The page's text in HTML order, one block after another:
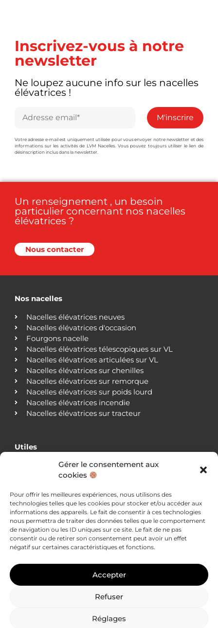
Gérer le consentement aux
cookies
Pour offrir les meilleures expériences, nous utilisons des
technologies telles que les cookies pour stocker et/ou accéder aux
informations des appareils. Le fait de consentir à ces technologies
nous permettra de traiter des données telles que le comportement
de navigation ou les ID uniques sur ce site. Le fait de ne pas
consentir ou de retirer son consentement peut avoir un effet
négatif sur certaines caractéristiques et fonctions.
Accepter
Refuser
Réglages
Inscrivez-vous à notre
newsletter
Ne loupez aucune info sur les nacelles
élévatrices !
Votre adresse e-mail est uniquement utilisée pour vous envoyer notre newsletter et des
informations sur les activités de LVM Nacelles. Vous pouvez toujours utiliser le lien de
désinscription inclus dans la newsletter.
Un renseignement , un besoin
particulier concernant nos nacelles
élévatrices ?
Nous contacter
Nos nacelles
Nacelles élévatrices neuves
Nacelles élévatrices d'occasion
Fourgons nacelle
Nacelles élévatrices télescopiques sur VL
Nacelles élévatrices articulées sur VL
Nacelles élévatrices sur chenilles
Nacelles élévatrices sur remorque
Nacelles élévatrices sur poids lourd
Nacelles élévatrices incendie
Nacelles élévatrices sur tracteur
Utiles
Qui sommes-nous ?
Nos agences
Actualités
Blog
Nous contacter
Mentions légales
Politique de confidentialité
LVM Nacelles © 2026 – Tous droits réservés